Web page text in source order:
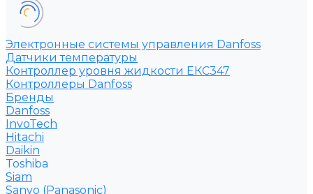
Электронные системы управления Danfoss
Датчики температуры
Контроллер уровня жидкости ЕКС347
Контроллеры Danfoss
Бренды
Danfoss
InvoTech
Hitachi
Daikin
Toshiba
Siam
Sanyo (Panasonic)